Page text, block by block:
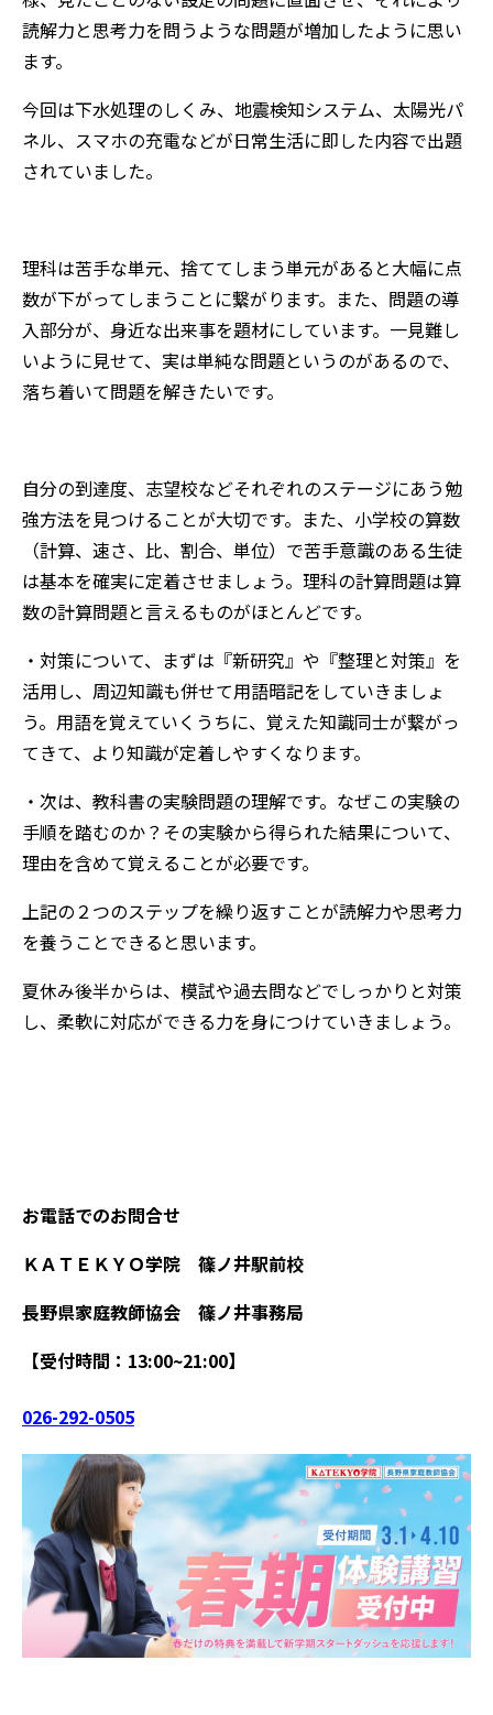
読解力と思考力を問うような問題が増加したように思い
ます。
今回は下水処理のしくみ、地震検知システム、太陽光パ
ネル、スマホの充電などが日常生活に即した内容で出題
されていました。
理科は苦手な単元、捨ててしまう単元があると大幅に点
数が下がってしまうことに繋がります。また、問題の導
入部分が、身近な出来事を題材にしています。一見難し
いように見せて、実は単純な問題というのがあるので、
落ち着いて問題を解きたいです。
自分の到達度、志望校などそれぞれのステージにあう勉
強方法を見つけることが大切です。また、小学校の算数
（計算、速さ、比、割合、単位）で苦手意識のある生徒
は基本を確実に定着させましょう。理科の計算問題は算
数の計算問題と言えるものがほとんどです。
・対策について、まずは『新研究』や『整理と対策』を
活用し、周辺知識も併せて用語暗記をしていきましょ
う。 用語を覚えていくうちに、覚えた知識同士が繋がっ
てきて、より知識が定着しやすくなります。
・次は、教科書の実験問題の理解です。なぜこの実験の
手順を踏むのか？その実験から得られた結果について、
理由を含めて覚えることが必要です。
上記の２つのステップを繰り返すことが読解力や思考力
を養うことできると思います。
夏休み後半からは、模試や過去問などでしっかりと対策
し、柔軟に対応ができる力を身につけていきましょう。
お電話でのお問合せ
ＫＡＴＥＫＹＯ学院 篠ノ井駅前校
長野県家庭教師協会 篠ノ井事務局
【受付時間：13:00~21:00】
026-292-0505